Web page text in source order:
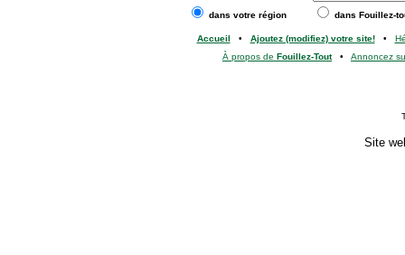
dans votre région dans Fouillez-
Accueil • Ajoutez (modifiez) votre site!•
À propos de Fouillez-Tout• Annoncez
Site